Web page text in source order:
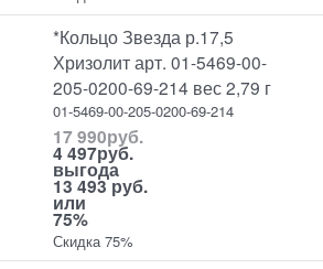
*Кольцо Звезда р.17,5
Хризолит арт. 01-5469-00-
205-0200-69-214 вес 2,79 г
01-5469-00-205-0200-69-214
17 990руб.
4 497руб.
выгода
13 493 руб.
или
75%
Скидка 75%